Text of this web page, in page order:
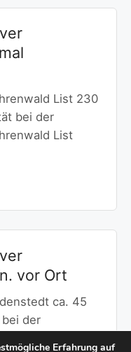
List 230
bei der
List
vor Ort
ca. 45
der
Erfahrung auf